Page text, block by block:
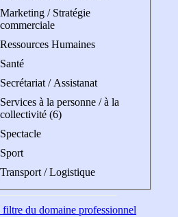
Marketing / Stratégie
commerciale
Ressources Humaines
Santé
Secrétariat / Assistanat
Services à la personne / à la
collectivité (6)
Spectacle
Sport
Transport / Logistique
du domaine professionnel